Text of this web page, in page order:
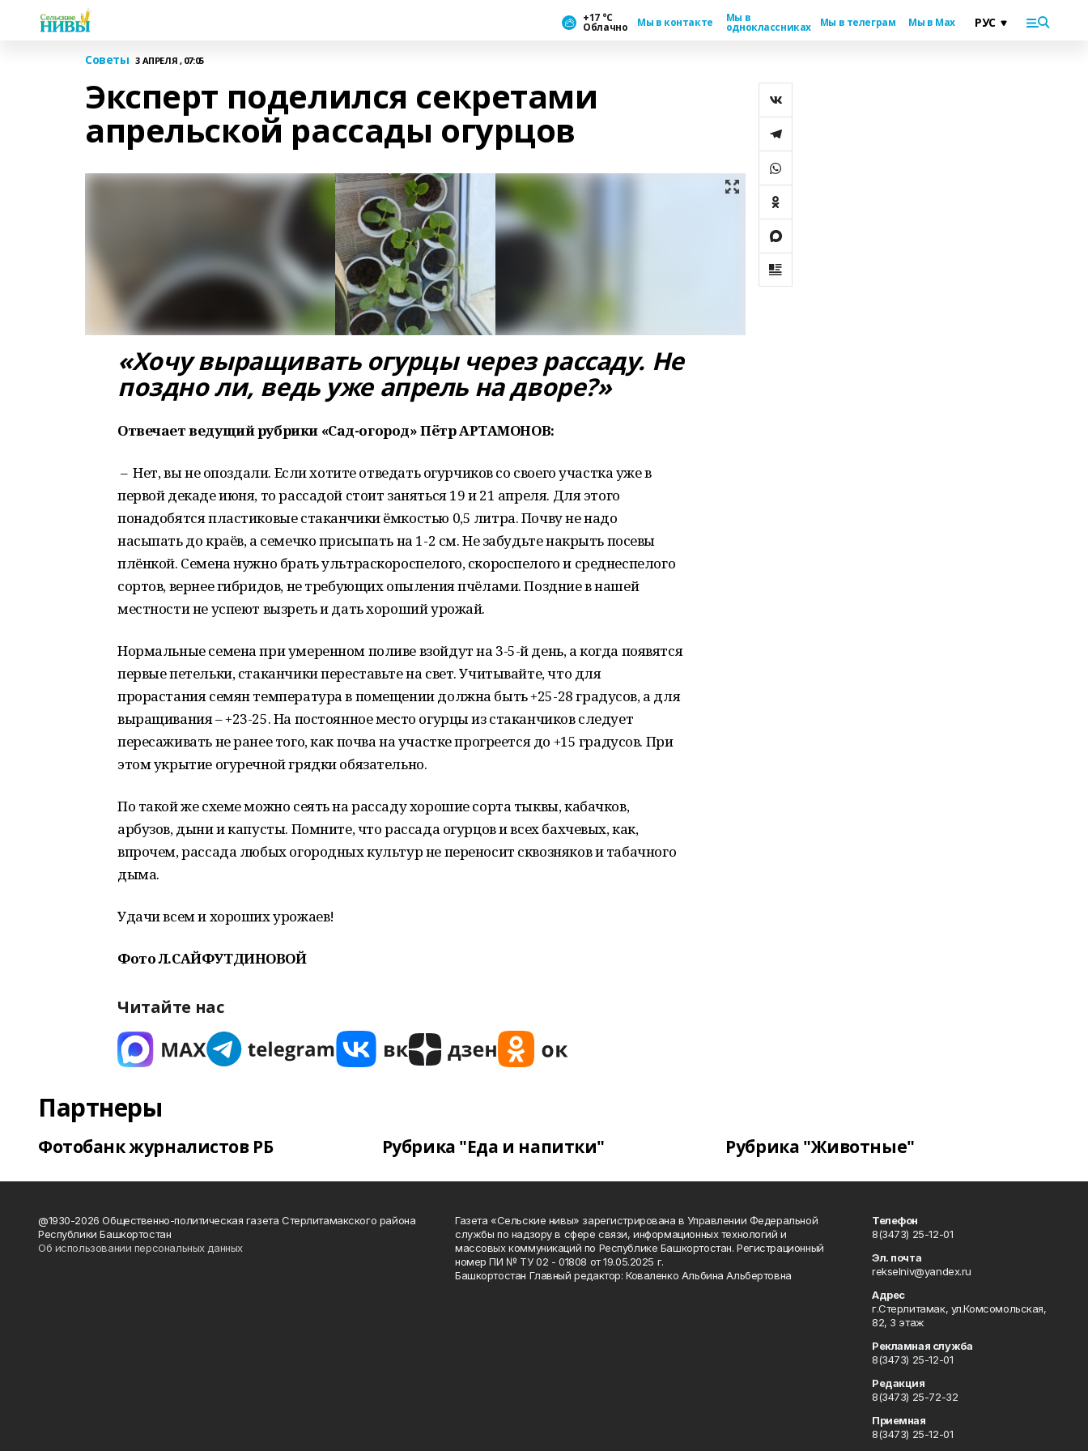
+17 °С
Облачно Мы в контакте Мы в
одноклассниках Мы в телеграм Мы в Max
Советы 3 АПРЕЛЯ , 07:05
Эксперт поделился секретами
апрельской рассады огурцов
«Хочу выращивать огурцы через рассаду. Не
поздно ли, ведь уже апрель на дворе?»
Отвечает ведущий рубрики «Сад-огород» Пётр АРТАМОНОВ:
– Нет, вы не опоздали. Если хотите отведать огурчиков со своего участка уже в
первой декаде июня, то рассадой стоит заняться 19 и 21 апреля. Для этого
понадобятся пластиковые стаканчики ёмкостью 0,5 литра. Почву не надо
насыпать до краёв, а семечко присыпать на 1-2 см. Не забудьте накрыть посевы
плёнкой. Семена нужно брать ультраскороспелого, скороспелого и среднеспелого
сортов, вернее гибридов, не требующих опыления пчёлами. Поздние в нашей
местности не успеют вызреть и дать хороший урожай.
Нормальные семена при умеренном поливе взойдут на 3-5-й день, а когда появятся
первые петельки, стаканчики переставьте на свет. Учитывайте, что для
прорастания семян температура в помещении должна быть +25-28 градусов, а для
выращивания – +23-25. На постоянное место огурцы из стаканчиков следует
пересаживать не ранее того, как почва на участке прогреется до +15 градусов. При
этом укрытие огуречной грядки обязательно.
По такой же схеме можно сеять на рассаду хорошие сорта тыквы, кабачков,
арбузов, дыни и капусты. Помните, что рассада огурцов и всех бахчевых, как,
впрочем, рассада любых огородных культур не переносит сквозняков и табачного
дыма.
Удачи всем и хороших урожаев!
Фото Л.САЙФУТДИНОВОЙ
Читайте нас
Партнеры
Фотобанк журналистов РБ Рубрика "Еда и напитки" Рубрика "Животные"
@1930-2026 Общественно-политическая газета Стерлитамакского района
Республики Башкортостан
Об использовании персональных данных
Газета «Сельские нивы» зарегистрирована в Управлении Федеральной
службы по надзору в сфере связи, информационных технологий и
массовых коммуникаций по Республике Башкортостан. Регистрационный
номер ПИ № ТУ 02 - 01808 от 19.05.2025 г.
Башкортостан Главный редактор: Коваленко Альбина Альбертовна
Телефон
8(3473) 25-12-01
Эл. почта
rekselniv@yandex.ru
Адрес
г.Стерлитамак, ул.Комсомольская,
82, 3 этаж
Рекламная служба
8(3473) 25-12-01
Редакция
8(3473) 25-72-32
Приемная
8(3473) 25-12-01